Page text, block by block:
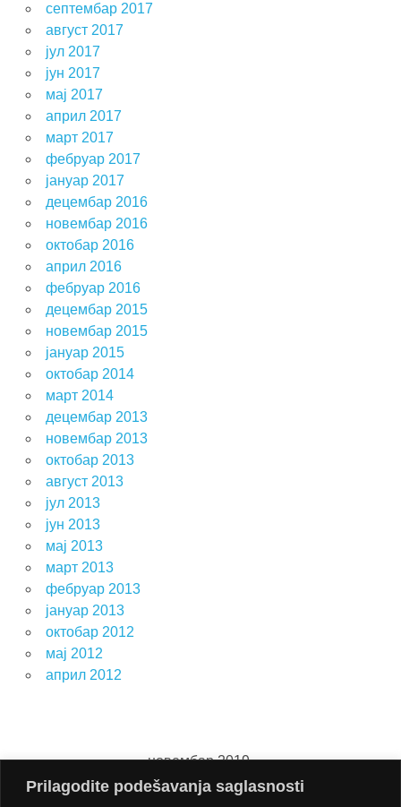
Prilagodite podešavanja saglasnosti
септембар 2017
август 2017
јул 2017
јун 2017
мај 2017
април 2017
март 2017
фебруар 2017
јануар 2017
децембар 2016
новембар 2016
октобар 2016
април 2016
фебруар 2016
децембар 2015
новембар 2015
јануар 2015
октобар 2014
март 2014
децембар 2013
новембар 2013
октобар 2013
август 2013
јул 2013
јун 2013
мај 2013
март 2013
фебруар 2013
јануар 2013
октобар 2012
мај 2012
април 2012
новембар 2019.
П
У С Ч П С